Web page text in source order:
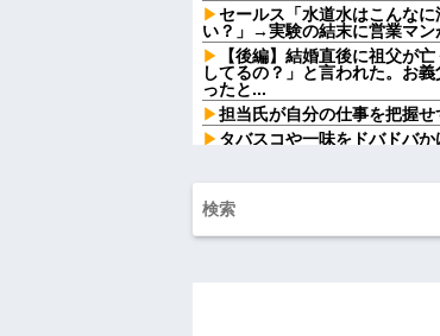
セールス「水道水はこんな
い？」→実験の結末に営業マ
【後編】結婚直後に祖父が
してるの？」と言われた。お
ったと...
担当氏が自分の仕事を把握
タバスコや一味をドバドバ
父が十数年前のビデオテー
みると、思わぬ事実に気づいて
俺「いただきます」パクッ
「やめろ！食べるな！お前！
ワンピース原作者・尾田栄
ワイ手取り15万正社員→副